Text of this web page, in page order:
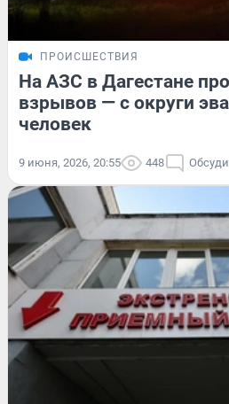
ПРОИСШЕСТВИЯ
На АЗС в Дагестане
взрывов — с округи
человек
9 июня, 2026, 20:55 448